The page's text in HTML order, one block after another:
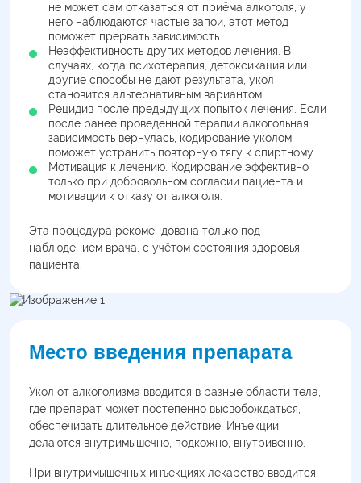
не может сам отказаться от приёма алкоголя, у
него наблюдаются частые запои, этот метод
поможет прервать зависимость.
Неэффективность других методов лечения. В
случаях, когда психотерапия, детоксикация или
другие способы не дают результата, укол
становится альтернативным вариантом.
Рецидив после предыдущих попыток лечения. Если
после ранее проведённой терапии алкогольная
зависимость вернулась, кодирование уколом
поможет устранить повторную тягу к спиртному.
Мотивация к лечению. Кодирование эффективно
только при добровольном согласии пациента и
мотивации к отказу от алкоголя.
Эта процедура рекомендована только под
наблюдением врача, с учётом состояния здоровья
пациента.
Место введения препарата
Укол от алкоголизма вводится в разные области тела,
где препарат может постепенно высвобождаться,
обеспечивать длительное действие. Инъекции
делаются внутримышечно, подкожно, внутривенно.
При внутримышечных инъекциях лекарство вводится